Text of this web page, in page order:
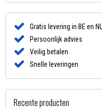
Gratis levering in BE en
Persoonlijk advies
Veilig betalen
Snelle leveringen
Recente producten